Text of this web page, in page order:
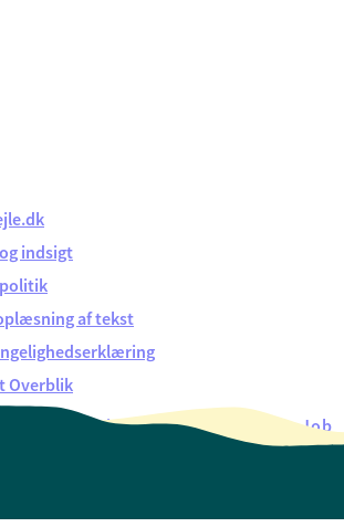
indsigt
af tekst
Overblik
Oversigt over selvbetjeningJob